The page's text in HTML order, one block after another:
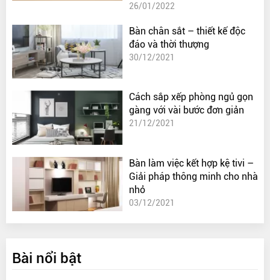
26/01/2022
Bàn chân sắt – thiết kế độc
đáo và thời thượng
30/12/2021
Cách sắp xếp phòng ngủ gọn
gàng với vài bước đơn giản
21/12/2021
Bàn làm việc kết hợp kệ tivi –
Giải pháp thông minh cho nhà
nhỏ
03/12/2021
Bài nổi bật